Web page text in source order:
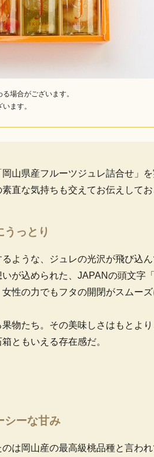
場合がございます。
ます。
山県産フルーツジュレ詰合せ」
直な気持ちも交えてお伝えしてお
うっとり
ような、ジュレの光沢が飛び込
が込められた、JAPANの頭文字
性の力でもフタの開閉がスムー
物たち。その美味しさはもとよ
ともいえる存在感だ。
シーな甘み
は岡山産の最高級桃品種と言わ